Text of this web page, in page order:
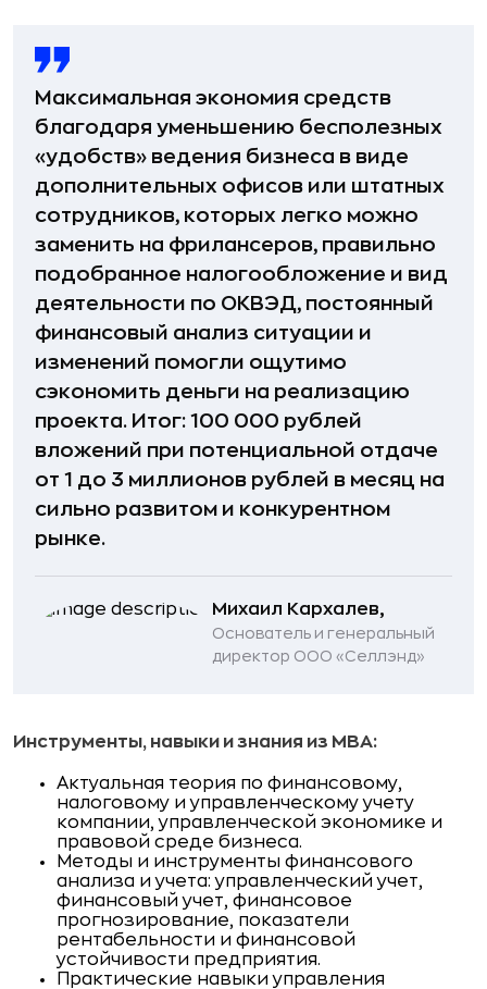
Максимальная экономия средств
благодаря уменьшению бесполезных
«удобств» ведения бизнеса в виде
дополнительных офисов или штатных
сотрудников, которых легко можно
заменить на фрилансеров, правильно
подобранное налогообложение и вид
деятельности по ОКВЭД, постоянный
финансовый анализ ситуации и
изменений помогли ощутимо
сэкономить деньги на реализацию
проекта. Итог: 100 000 рублей
вложений при потенциальной отдаче
от 1 до 3 миллионов рублей в месяц на
сильно развитом и конкурентном
рынке.
Михаил Кархалев,
Основатель и генеральный
директор ООО «Селлэнд»
Инструменты, навыки и знания из MBA:
Актуальная теория по финансовому,
налоговому и управленческому учету
компании, управленческой экономике и
правовой среде бизнеса.
Методы и инструменты финансового
анализа и учета: управленческий учет,
финансовый учет, финансовое
прогнозирование, показатели
рентабельности и финансовой
устойчивости предприятия.
Практические навыки управления